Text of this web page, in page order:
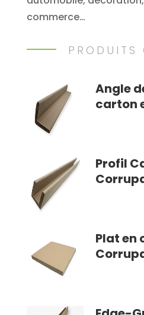
commerce…
PRODUITS
Angle
carton
Profil
Plat en